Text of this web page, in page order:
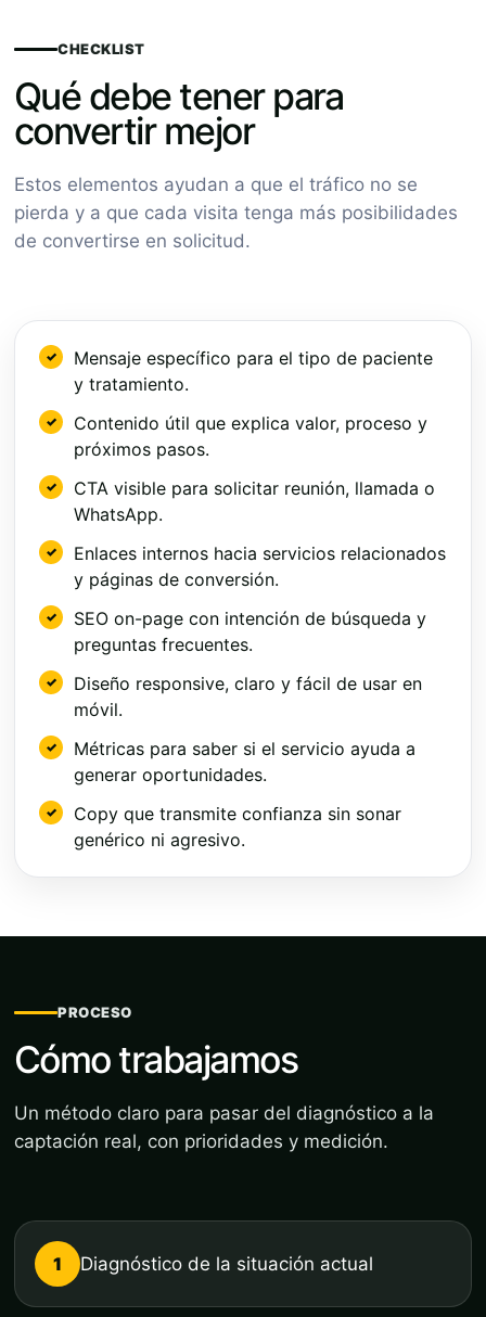
CHECKLIST
Qué debe tener para
convertir mejor
Estos elementos ayudan a que el tráfico no se
pierda y a que cada visita tenga más posibilidades
de convertirse en solicitud.
Mensaje específico para el tipo de paciente
y tratamiento.
Contenido útil que explica valor, proceso y
próximos pasos.
CTA visible para solicitar reunión, llamada o
WhatsApp.
Enlaces internos hacia servicios relacionados
y páginas de conversión.
SEO on-page con intención de búsqueda y
preguntas frecuentes.
Diseño responsive, claro y fácil de usar en
móvil.
Métricas para saber si el servicio ayuda a
generar oportunidades.
Copy que transmite confianza sin sonar
genérico ni agresivo.
PROCESO
Cómo trabajamos
Un método claro para pasar del diagnóstico a la
captación real, con prioridades y medición.
1 Diagnóstico de la situación actual